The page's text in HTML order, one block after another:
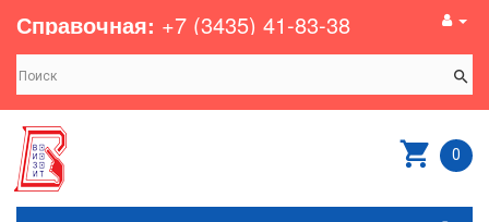
Справочная: +7 (3435) 41-83-38
0